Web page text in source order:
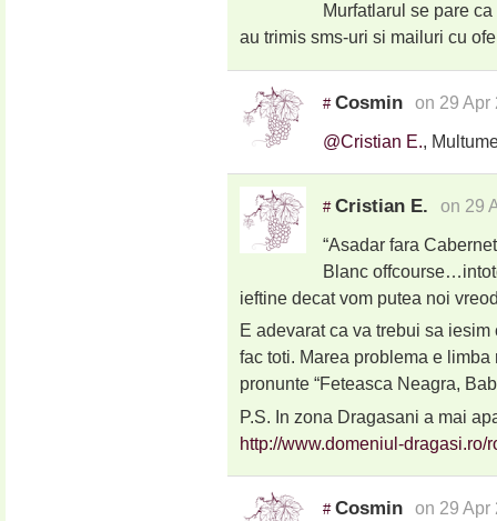
Murfatlarul se pare
au trimis sms-uri si mailuri cu
# Cosmin on 29 Apr
@Cristian E.,
# Cristian E. on 29
“Asadar fara
Blanc
ieftine decat vom putea noi
E adevarat ca va trebui sa
fac toti. Marea problema e
pronunte “Feteasca Neagra,
P.S. In zona Dragasani a mai
http://www.domeniul-dragasi.ro/
# Cosmin on 29 Apr